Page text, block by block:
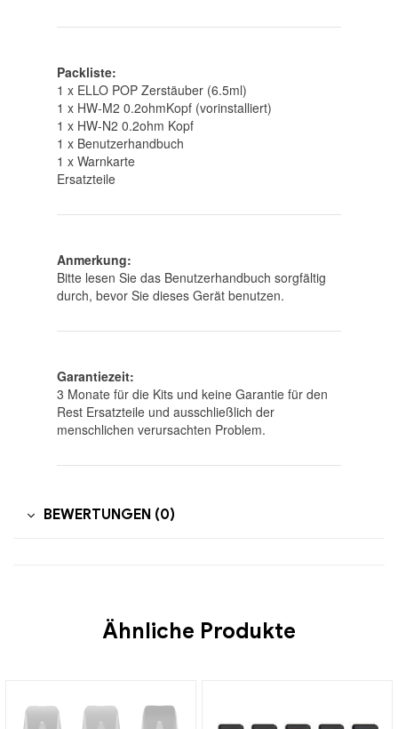
Packliste:
1 x ELLO POP Zerstäuber (6.5ml)
1 x HW-M2 0.2ohmKopf (vorinstalliert)
1 x HW-N2 0.2ohm Kopf
1 x Benutzerhandbuch
1 x Warnkarte
Ersatzteile
Anmerkung:
Bitte lesen Sie das Benutzerhandbuch sorgfältig
durch, bevor Sie dieses Gerät benutzen.
Garantiezeit:
3 Monate für die Kits und keine Garantie für den
Rest Ersatzteile und ausschließlich der
menschlichen verursachten Problem.
BEWERTUNGEN (0)
Ähnliche Produkte